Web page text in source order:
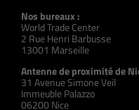
Nos bureaux :
World Trade Center
2 Rue Henri Barbusse
13001 Marseille
Antenne de proximité de
31 Avenue Simone Veil
Immeuble Palazzo
06200 Nice